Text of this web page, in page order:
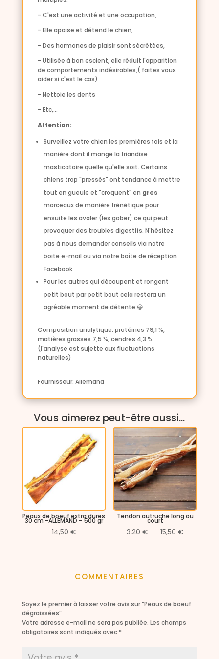
- C'est une activité et une occupation,
- Elle apaise et détend le chien,
- Des hormones de plaisir sont sécrétées,
- Utilisée à bon escient, elle réduit l'apparition
de comportements indésirables,( faites vous
aider si c'est le cas)
- Nettoie les dents
- Etc,...
Attention:
Surveillez votre chien les premières fois et la
manière dont il mange la friandise
masticatoire quelle qu'elle soit. Certains
chiens trop "pressés" ont tendance à mettre
tout en gueule et "croquent" en gros
morceaux de manière frénétique pour
ensuite les avaler (les gober) ce qui peut
provoquer des troubles digestifs. N'hésitez
pas à nous demander conseils via notre
boite e-mail ou via notre boîte de réception
Facebook.
Pour les autres qui découpent et rongent
petit bout par petit bout cela restera un
agréable moment de détente 😀
Composition analytique: protéines 79,1 %,
matières grasses 7,5 %, cendres 4,3 %.
(l'analyse est sujette aux fluctuations
naturelles)
Fournisseur: Allemand
Vous aimerez peut-être aussi…
Peaux de boeuf extra dures
30 cm -ALLEMAND – 500 gr
14,50 €
Tendon autruche long ou
court
3,20 € – 15,50 €Plage
COMMENTAIRES
Soyez le premier à laisser votre avis sur “Peaux de boeuf
dégraissées”
Votre adresse e-mail ne sera pas publiée. Les champs
obligatoires sont indiqués avec *